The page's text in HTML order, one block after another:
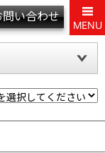
問い合わせ
MENU